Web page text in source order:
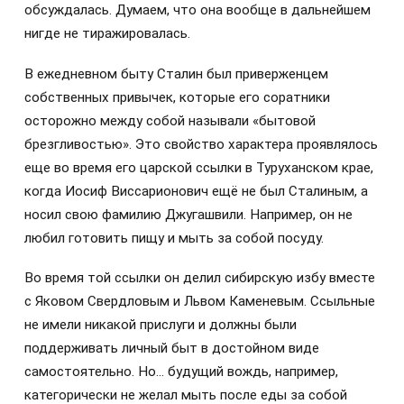
обсуждалась. Думаем, что она вообще в дальнейшем
нигде не тиражировалась.
В ежедневном быту Сталин был приверженцем
собственных привычек, которые его соратники
осторожно между собой называли «бытовой
брезгливостью». Это свойство характера проявлялось
еще во время его царской ссылки в Туруханском крае,
когда Иосиф Виссарионович ещё не был Сталиным, а
носил свою фамилию Джугашвили. Например, он не
любил готовить пищу и мыть за собой посуду.
Во время той ссылки он делил сибирскую избу вместе
с Яковом Свердловым и Львом Каменевым. Ссыльные
не имели никакой прислуги и должны были
поддерживать личный быт в достойном виде
самостоятельно. Но… будущий вождь, например,
категорически не желал мыть после еды за собой